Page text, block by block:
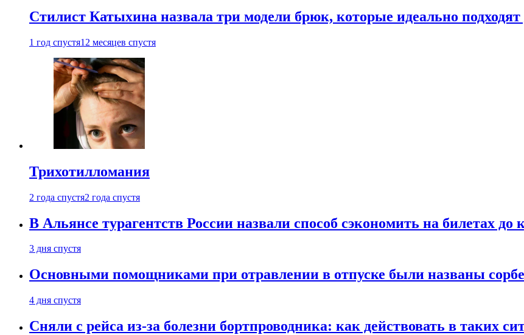
Стилист Катыхина назвала три модели брюк, которые идеально
1 год спустя12 месяцев спустя
Трихотилломания
2 года спустя2 года спустя
В Альянсе турагентств России назвали способ сэкономить на билетах до
3 дня спустя
Основными помощниками при отравлении в отпуске были названы
4 дня спустя
Сняли с рейса из-за болезни бортпроводника: как действовать в таких